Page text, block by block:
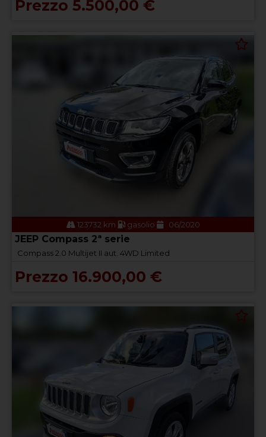
Prezzo 5.500,00 €
123732 km gasolio 06/2020
JEEP Compass 2ª serie
Compass 2.0 Multijet II aut. 4WD Limited
Prezzo 16.900,00 €